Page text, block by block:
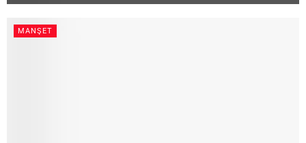
MANŞET